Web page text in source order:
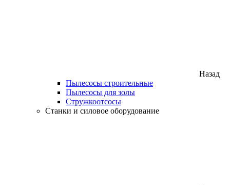
Назад
Пылесосы строительные
Пылесосы для золы
Стружкоотсосы
Станки и силовое оборудование